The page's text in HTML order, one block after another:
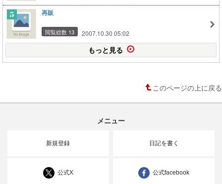
再販
閲覧総数 13 2007.10.30 05:02
もっと見る
このページの上に戻る
メニュー
新規登録 日記を書く
公式X 公式facebook